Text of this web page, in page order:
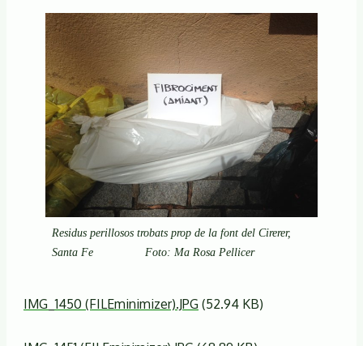
Residus perillosos trobats prop de la font del Cirerer,
Santa Fe Foto: Ma Rosa Pellicer
IMG_1450 (FILEminimizer).JPG (52.94 KB)